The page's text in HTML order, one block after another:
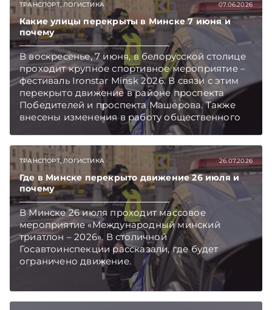
ТРАНСПОРТ, ЛОГИСТИКА 07.06.2026
Какие улицы перекрыты в Минске 7 июня и
почему
В воскресенье, 7 июня, в белорусской столице
проходит крупное спортивное мероприятие –
фестиваль Ironstar Minsk 2026. В связи с этим
перекрыто движение в районе проспекта
Победителей и проспекта Машерова. Также
внесены изменения в работу общественного
транспорта. Подписывайтесь на
Беларуси — раньше, чем в новостях
TelegramViber
ТРАНСПОРТ, ЛОГИСТИКА 26.07.2026
Где в Минске перекрыто движение 26 июля и
почему
В Минске 26 июля проходит массовое
мероприятие «Международный минский
триатлон – 2026». В столичной
Госавтоинспекции рассказали, где будет
ограничено движение.